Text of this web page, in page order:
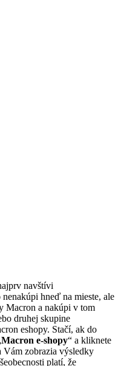
navštívi
hneď na mieste, ale
Macron a nakúpi v tom
druhej skupine
eshopy. Stačí, ak do
Macron e-shopy“ a kliknete
Vám zobrazia výsledky
platí, že